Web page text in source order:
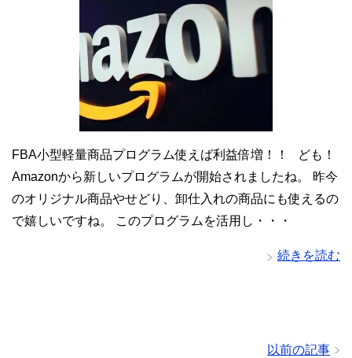
FBA小型軽量商品プログラム使えば利益倍増！！ ども！
Amazonから新しいプログラムが開始されましたね。 昨今
のオリジナル商品やせどり、卸仕入れの商品にも使えるの
で嬉しいですね。 このプログラムを活用し・・・
続きを読む
以前の記事